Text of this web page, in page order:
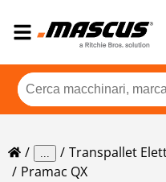
... Transpallet
Pramac QX